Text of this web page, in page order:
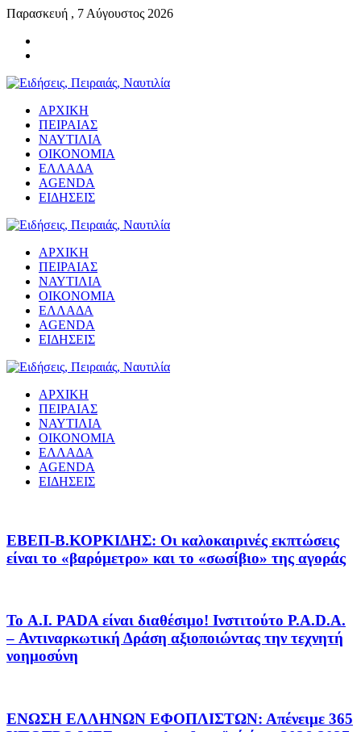
Παρασκευή , 7 Αύγουστος 2026
ΑΡΧΙΚΗ
ΠΕΙΡΑΙΑΣ
ΝΑΥΤΙΛΙΑ
ΟΙΚΟΝΟΜΙΑ
ΕΛΛΑΔΑ
AGENDA
ΕΙΔΗΣΕΙΣ
ΑΡΧΙΚΗ
ΠΕΙΡΑΙΑΣ
ΝΑΥΤΙΛΙΑ
ΟΙΚΟΝΟΜΙΑ
ΕΛΛΑΔΑ
AGENDA
ΕΙΔΗΣΕΙΣ
ΑΡΧΙΚΗ
ΠΕΙΡΑΙΑΣ
ΝΑΥΤΙΛΙΑ
ΟΙΚΟΝΟΜΙΑ
ΕΛΛΑΔΑ
AGENDA
ΕΙΔΗΣΕΙΣ
EΒΕΠ-Β.ΚΟΡΚΙΔΗΣ: Οι καλοκαιρινές εκπτώσεις
είναι το «βαρόμετρο» και το «σωσίβιο» της αγοράς
Το A.I. PADA είναι διαθέσιμο! Ινστιτούτο P.A.D.A.
– Αντιναρκωτική Δράση αξιοποιώντας την τεχνητή
νοημοσύνη
ΕΝΩΣΗ ΕΛΛΗΝΩΝ ΕΦΟΠΛΙΣΤΩΝ: Απένειμε 365